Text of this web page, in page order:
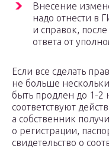
Внесение
надо отнести в
и справок,
ответа от
Если все сделать
не больше
быть продлен до 1-2
соответствуют
а собственник
о регистрации,
свидетельство о